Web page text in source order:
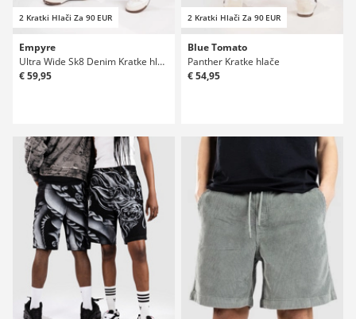
2 Kratki Hlači Za 90 EUR
Empyre
Ultra Wide Sk8 Denim Kratke hlače
€ 59,95
2 Kratki Hlači Za 90 EUR
Blue Tomato
Panther Kratke hlače
€ 54,95